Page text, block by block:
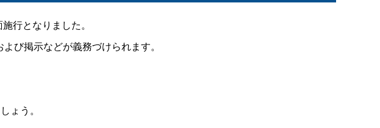
行となりました。
び掲示などが義務づけられます。
ょう。